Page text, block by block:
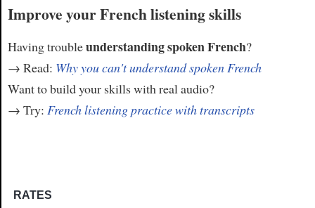
Improve your French listening skills
Having troubleunderstanding spoken French?
→ Read: Why you can't understand spoken French
Want to build your skills with real audio?
→ Try: French listening practice with transcripts
RATES